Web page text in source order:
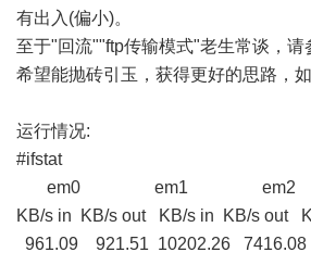
有出入(偏小)。
至于"回流""ftp传输模式"老生常谈，请
希望能抛砖引玉，获得更好的思路，
运行情况:
#ifstat
em0 em1
KB/s in KB/s out KB/s in KB/s out
961.09 921.51 10202.26 7416.08